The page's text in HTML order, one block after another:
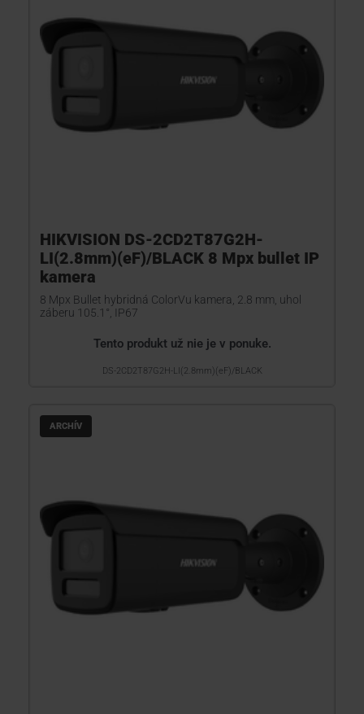
HIKVISION DS-2CD2T87G2H-
LI(2.8mm)(eF)/BLACK 8 Mpx bullet IP
kamera
8 Mpx Bullet hybridná ColorVu kamera, 2.8 mm, uhol
záberu 105.1°, IP67
Tento produkt už nie je v ponuke.
DS-2CD2T87G2H-LI(2.8mm)(eF)/BLACK
ARCHÍV